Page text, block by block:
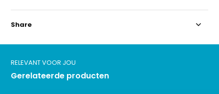
Share
RELEVANT VOOR JOU
Gerelateerde producten